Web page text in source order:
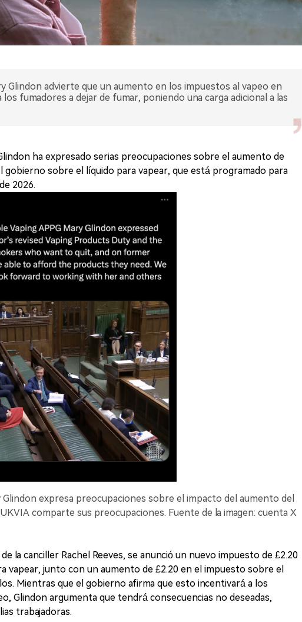
Glindon advierte que un aumento en los impuestos al vapeo en
fumadores a dejar de fumar, poniendo una carga adicional a las
ha expresado serias preocupaciones sobre el aumento de
sobre el líquido para vapear, que está programado para
2026.
Glindon expresa preocupaciones sobre el impacto del aumento del
comparte sus preocupaciones. Fuente de la imagen: cuenta X
la canciller Rachel Reeves, se anunció un nuevo impuesto de £2.20
vapear, junto con un aumento de £2.20 en el impuesto sobre el
Mientras que el gobierno afirma que esto incentivará a los
Glindon argumenta que tendrá consecuencias no deseadas,
trabajadoras.